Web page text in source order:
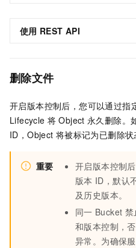
使用 REST API
删除文件
开启版本控制后，您可以通过指
Lifecycle 将 Object 永久删除。
ID，Object 将被标记为已删除状
重要 开启版本控制
版本 ID，默认
及历史版本。
同一 Bucket 禁
和版本控制，
异常。为确保